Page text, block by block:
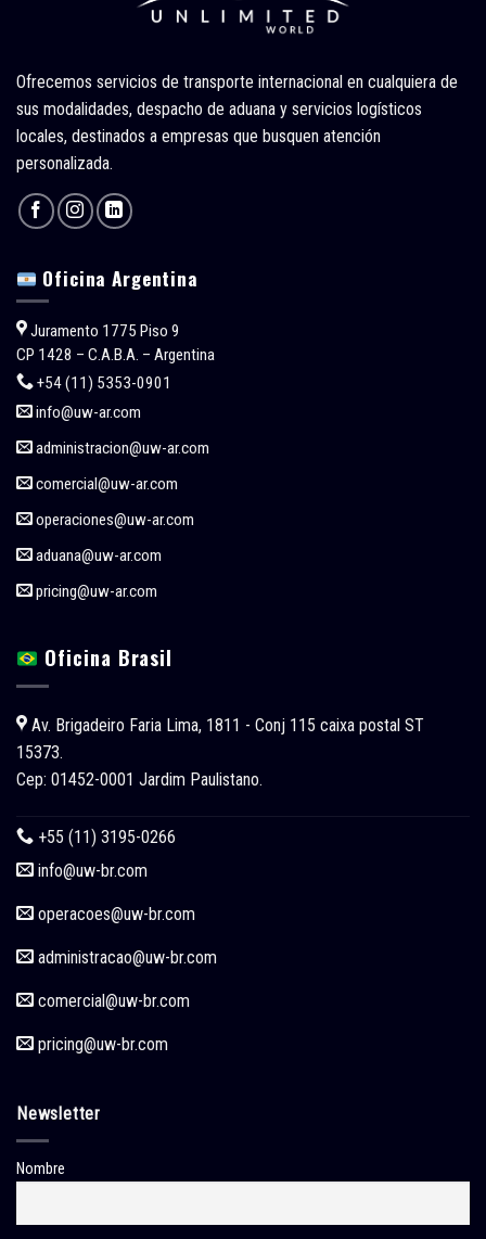
Ofrecemos servicios de transporte internacional en cualquiera de
sus modalidades, despacho de aduana y servicios logísticos
locales, destinados a empresas que busquen atención
personalizada.
Oficina Argentina
Juramento 1775 Piso 9
CP 1428 – C.A.B.A. – Argentina
+54 (11) 5353-0901
info@uw-ar.com
administracion@uw-ar.com
comercial@uw-ar.com
operaciones@uw-ar.com
aduana@uw-ar.com
pricing@uw-ar.com
Oficina Brasil
Av. Brigadeiro Faria Lima, 1811 - Conj 115 caixa postal ST
15373.
Cep: 01452-0001 Jardim Paulistano.
+55 (11) 3195-0266
info@uw-br.com
operacoes@uw-br.com
administracao@uw-br.com
comercial@uw-br.com
pricing@uw-br.com
Newsletter
Nombre